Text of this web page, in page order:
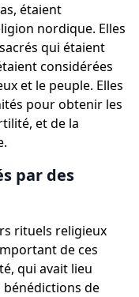
étaient
nordique. Elles
qui étaient
considérées
et le peuple. Elles
pour obtenir les
et de la
par des
rituels religieux
de ces
qui avait lieu
de